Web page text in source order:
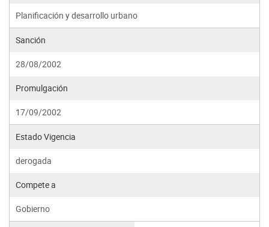
Planificación y desarrollo urbano
Sanción
28/08/2002
Promulgación
17/09/2002
Estado Vigencia
derogada
Compete a
Gobierno